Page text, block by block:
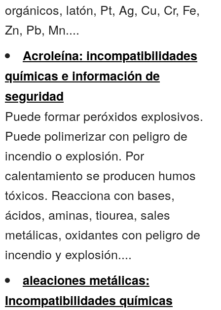
orgánicos, latón, Pt, Ag, Cu, Cr, Fe,
Zn, Pb, Mn....
Acroleína: incompatibilidades
químicas e información de
seguridad
Puede formar peróxidos explosivos.
Puede polimerizar con peligro de
incendio o explosión. Por
calentamiento se producen humos
tóxicos. Reacciona con bases,
ácidos, aminas, tiourea, sales
metálicas, oxidantes con peligro de
incendio y explosión....
aleaciones metálicas:
Incompatibilidades químicas